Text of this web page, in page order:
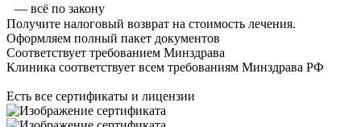
— всё по закону
Получите налоговый возврат на стоимость лечения.
Оформляем полный пакет документов
Соответствует требованием Минздрава
Клиника соответствует всем требованиям Минздрава РФ
Есть все сертификаты и лицензии